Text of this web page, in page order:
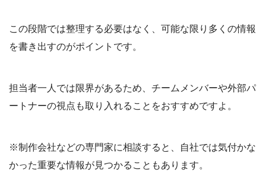
この段階では整理する必要はなく、可能な限り多くの情報
を書き出すのがポイントです。
担当者一人では限界があるため、チームメンバーや外部パ
ートナーの視点も取り入れることをおすすめですよ。
※制作会社などの専門家に相談すると、自社では気付かな
かった重要な情報が見つかることもあります。